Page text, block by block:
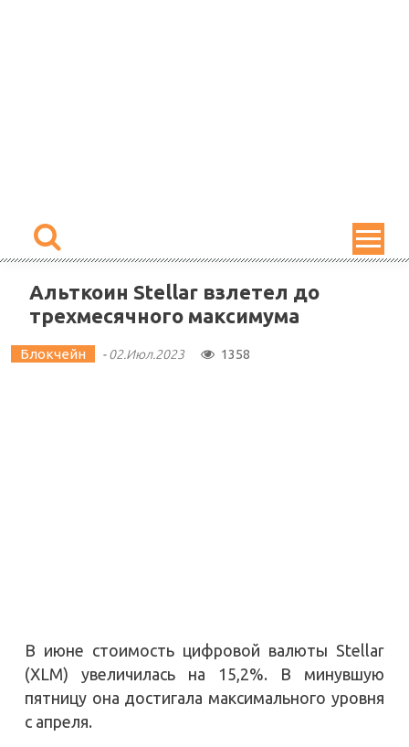
Альткоин Stellar взлетел до
трехмесячного максимума
Блокчейн -02.Июл.2023 1358
В июне стоимость цифровой валюты Stellar
(XLM) увеличилась на 15,2%. В минувшую
пятницу она достигала максимального уровня
с апреля.